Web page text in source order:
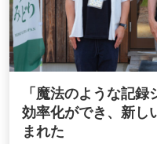
「魔法のような記
効率化ができ、新し
まれた